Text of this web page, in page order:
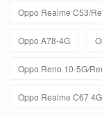
Oppo Realme C53/
Oppo A78-4G
Oppo Reno 10-5G/
Oppo Realme C67 4G